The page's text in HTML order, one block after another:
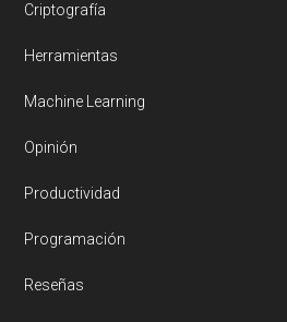
Criptografía
Herramientas
Machine Learning
Opinión
Productividad
Programación
Reseñas